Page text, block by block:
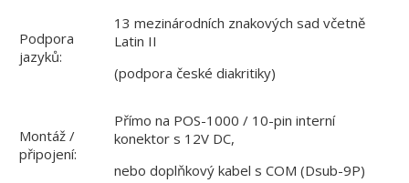
Podpora
jazyků:
13 mezinárodních znakových sad včetně
Latin II
(podpora české diakritiky)
Montáž /
připojení:
Přímo na POS-1000 / 10-pin interní
konektor s 12V DC,
nebo doplňkový kabel s COM (Dsub-9P)